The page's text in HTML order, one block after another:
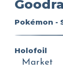
Pokémon -
Holofoil
Market